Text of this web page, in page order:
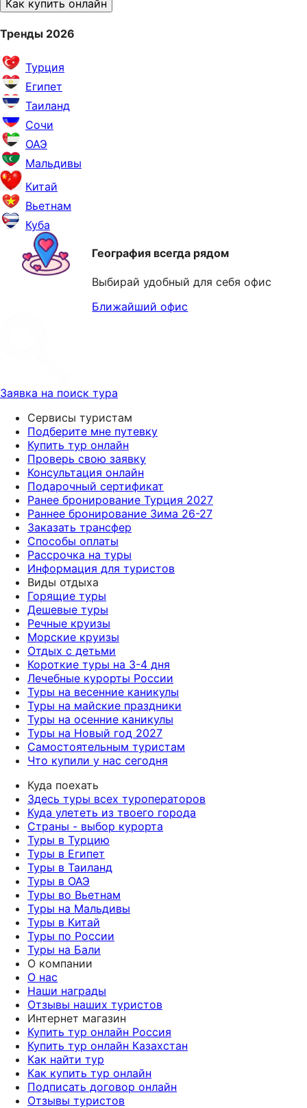
Как купить онлайн
Тренды 2026
Турция
Египет
Таиланд
Сочи
ОАЭ
Мальдивы
Китай
Вьетнам
Куба
География всегда рядом
Выбирай удобный для себя офис
Ближайший офис
Заявка на поиск тура
Сервисы туристам
Подберите мне путевку
Купить тур онлайн
Проверь свою заявку
Консультация онлайн
Подарочный сертификат
Ранее бронирование Турция 2027
Раннее бронирование Зима 26-27
Заказать трансфер
Способы оплаты
Рассрочка на туры
Информация для туристов
Виды отдыха
Горящие туры
Дешевые туры
Речные круизы
Морские круизы
Отдых с детьми
Короткие туры на 3-4 дня
Лечебные курорты России
Туры на весенние каникулы
Туры на майские праздники
Туры на осенние каникулы
Туры на Новый год 2027
Самостоятельным туристам
Что купили у нас сегодня
Куда поехать
Здесь туры всех туроператоров
Куда улететь из твоего города
Страны - выбор курорта
Туры в Турцию
Туры в Египет
Туры в Таиланд
Туры в ОАЭ
Туры во Вьетнам
Туры на Мальдивы
Туры в Китай
Туры по России
Туры на Бали
О компании
О нас
Наши награды
Отзывы наших туристов
Интернет магазин
Купить тур онлайн Россия
Купить тур онлайн Казахстан
Как найти тур
Как купить тур онлайн
Подписать договор онлайн
Отзывы туристов